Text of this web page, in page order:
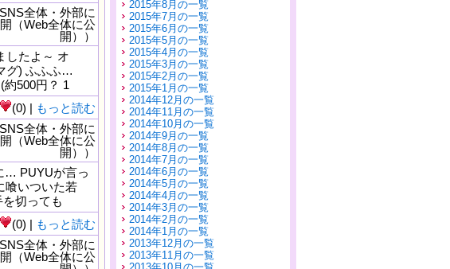
SNS全体・外部に
（Web全体に公
開））
したよ～ オ
グ) ふふふ…
500円？ 1
(0) | もっと読む
SNS全体・外部に
（Web全体に公
開））
… PUYUが言っ
喰いついた若
切っても
(0) | もっと読む
SNS全体・外部に
（Web全体に公
2015年8月の一覧
2015年7月の一覧
2015年6月の一覧
2015年5月の一覧
2015年4月の一覧
2015年3月の一覧
2015年2月の一覧
2015年1月の一覧
2014年12月の一覧
2014年11月の一覧
2014年10月の一覧
2014年9月の一覧
2014年8月の一覧
2014年7月の一覧
2014年6月の一覧
2014年5月の一覧
2014年4月の一覧
2014年3月の一覧
2014年2月の一覧
2014年1月の一覧
2013年12月の一覧
2013年11月の一覧